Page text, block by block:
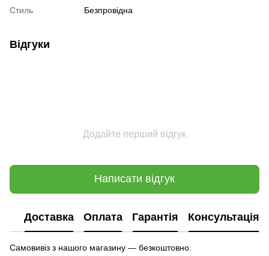
Стиль Безпровідна
Відгуки
Додайте перший відгук
Написати відгук
Доставка Оплата Гарантія Консультація
Самовивіз з нашого магазину — безкоштовно.